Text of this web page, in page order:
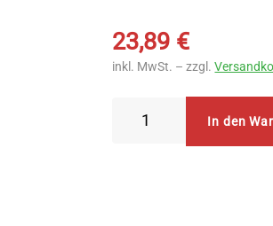
23,89 €
inkl. MwSt. – zzgl.
In den